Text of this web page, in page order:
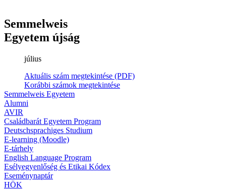
Semmelweis
Egyetem újság
július
Aktuális szám megtekintése (PDF)
Korábbi számok megtekintése
Semmelweis Egyetem
Alumni
AVIR
Családbarát Egyetem Program
Deutschsprachiges Studium
E-learning (Moodle)
E-tárhely
English Language Program
Esélyegyenlőség és Etikai Kódex
Eseménynaptár
HÖK